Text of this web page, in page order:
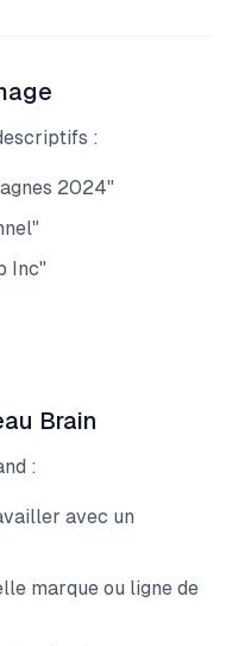
:
2024"
Inc"
Brain
:
avec un
marque ou ligne de